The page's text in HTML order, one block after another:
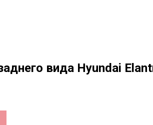
вида Hyundai